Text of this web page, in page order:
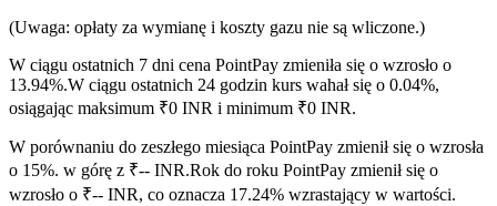
Kontrakty futures wykorzystujące USDC jako zabezpieczenie
(Uwaga: opłaty za wymianę i koszty gazu nie są wliczone.)
W ciągu ostatnich 7 dni cena PointPay zmieniła się o wzrosło o
13.94%.W ciągu ostatnich 24 godzin kurs wahał się o 0.04%,
osiągając maksimum ₹0 INR i minimum ₹0 INR.
W porównaniu do zeszłego miesiąca PointPay zmienił się o wzrosła
o 15%. w górę z ₹-- INR.Rok do roku PointPay zmienił się o
wzrosło o ₹-- INR, co oznacza 17.24% wzrastający w wartości.